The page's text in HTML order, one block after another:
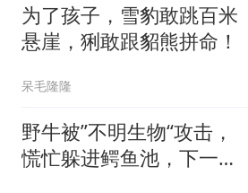
为了孩子，雪豹敢跳百米
悬崖，猁敢跟貂熊拼命！
呆毛隆隆
野牛被”不明生物“攻击，
慌忙躲进鳄鱼池，下一幕